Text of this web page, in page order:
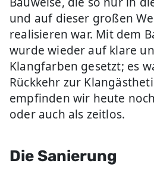
und auf dieser großen
realisieren war. Mit dem
wurde wieder auf klare
Klangfarben gesetzt; es
Rückkehr zur
empfinden wir heute
oder auch als zeitlos.
Die Sanierung